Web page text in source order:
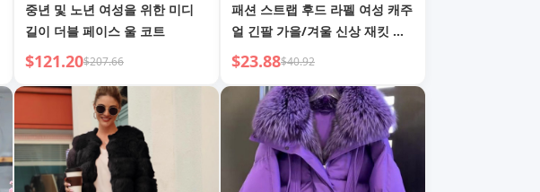
중년 및 노년 여성을 위한 미디
길이 더블 페이스 울 코트
$121.20$207.66
패션 스트랩 후드 라펠 여성 캐주
얼 긴팔 가을/겨울 신상 재킷 스
타일
$23.88$40.92